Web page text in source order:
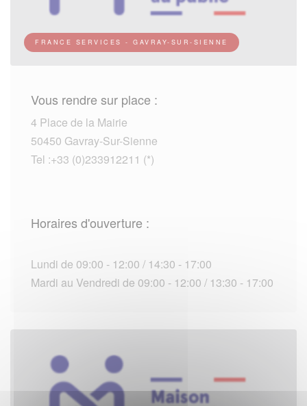
FRANCE SERVICES - GAVRAY-SUR-SIENNE
Vous rendre sur place :
4 Place de la Mairie
50450 Gavray-Sur-Sienne
Tel :+33 (0)233912211 (*)
Horaires d'ouverture :
Lundi de 09:00 - 12:00 / 14:30 - 17:00
Mardi au Vendredi de 09:00 - 12:00 / 13:30 - 17:00